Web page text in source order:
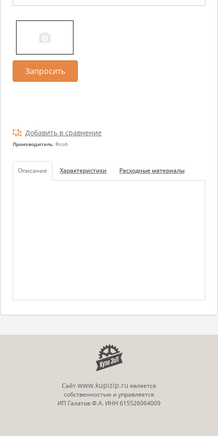
Добавить в сравнение
Производитель: Ricoh
Запросить
Описание Характеристики Расходные материалы
Сайтwww.kupizip.ru является
собственностью и управляется
ИП Галатов Ф.А. ИНН 615526064009